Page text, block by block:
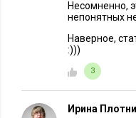
Сейчас эксперименты
органах власти и
нововведениями,
Несомненно,
непонятных
Наверное,
:)))
3
Ирина